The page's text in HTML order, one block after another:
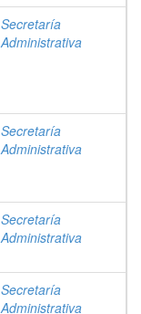
Secretaría
Administrativa
Secretaría
Administrativa
Secretaría
Administrativa
Secretaría
Administrativa